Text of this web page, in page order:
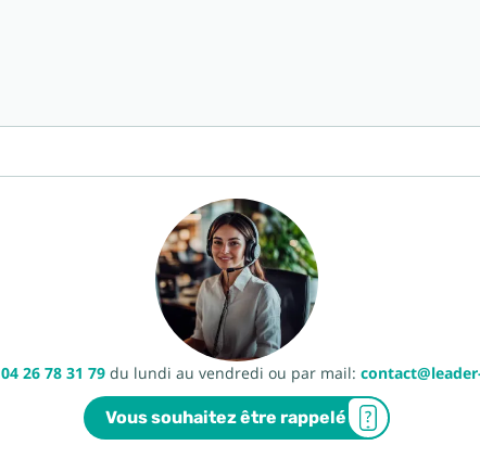
04 26 78 31 79du lundi au vendredi ou par mail:
Vous souhaitez être rappelé